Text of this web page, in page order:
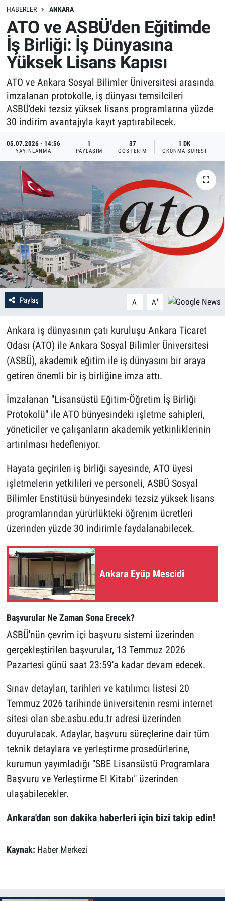
HABERLER ANKARA
ATO ve ASBÜ'den Eğitimde
İş Birliği: İş Dünyasına
Yüksek Lisans Kapısı
ATO ve Ankara Sosyal Bilimler Üniversitesi arasında
imzalanan protokolle, iş dünyası temsilcileri
ASBÜ'deki tezsiz yüksek lisans programlarına yüzde
30 indirim avantajıyla kayıt yaptırabilecek.
05.07.2026 - 14:56
YAYINLANMA
1
PAYLAŞIM
37
GÖSTERIM
1 DK
OKUNMA SÜRESI
Paylaş A- A+
Ankara iş dünyasının çatı kuruluşu Ankara Ticaret
Odası (ATO) ile Ankara Sosyal Bilimler Üniversitesi
(ASBÜ), akademik eğitim ile iş dünyasını bir araya
getiren önemli bir iş birliğine imza attı.
İmzalanan "Lisansüstü Eğitim-Öğretim İş Birliği
Protokolü" ile ATO bünyesindeki işletme sahipleri,
yöneticiler ve çalışanların akademik yetkinliklerinin
artırılması hedefleniyor.
Hayata geçirilen iş birliği sayesinde, ATO üyesi
işletmelerin yetkilileri ve personeli, ASBÜ Sosyal
Bilimler Enstitüsü bünyesindeki tezsiz yüksek lisans
programlarından yürürlükteki öğrenim ücretleri
üzerinden yüzde 30 indirimle faydalanabilecek.
Ankara Eyüp Mescidi
Başvurular Ne Zaman Sona Erecek?
ASBÜ'nün çevrim içi başvuru sistemi üzerinden
gerçekleştirilen başvurular, 13 Temmuz 2026
Pazartesi günü saat 23:59'a kadar devam edecek.
Sınav detayları, tarihleri ve katılımcı listesi 20
Temmuz 2026 tarihinde üniversitenin resmi internet
sitesi olan sbe.asbu.edu.tr adresi üzerinden
duyurulacak. Adaylar, başvuru süreçlerine dair tüm
teknik detaylara ve yerleştirme prosedürlerine,
kurumun yayımladığı "SBE Lisansüstü Programlara
Başvuru ve Yerleştirme El Kitabı" üzerinden
ulaşabilecekler.
Ankara'dan son dakika haberleri için bizi takip edin!
Kaynak: Haber Merkezi